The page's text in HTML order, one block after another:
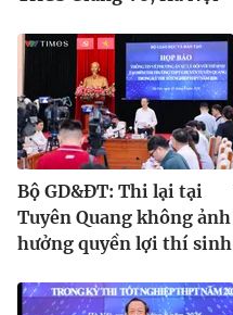
Bộ GD&ĐT: Thi lại tại
Tuyên Quang không ảnh
hưởng quyền lợi thí sinh